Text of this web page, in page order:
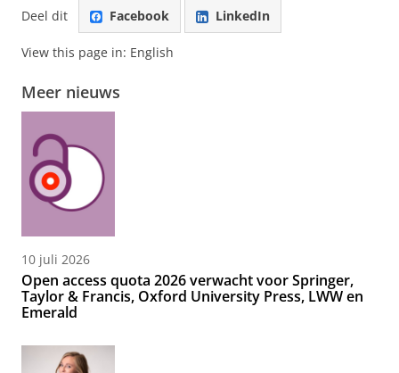
Deel dit Facebook LinkedIn
View this page in: English
Meer nieuws
10 juli 2026
Open access quota 2026 verwacht voor Springer,
Taylor & Francis, Oxford University Press, LWW en
Emerald